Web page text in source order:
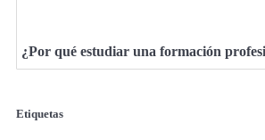
¿Por qué estudiar una formación
Etiquetas